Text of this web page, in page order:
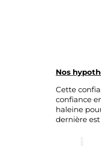
Nos
Cette
confiance
haleine
dernière